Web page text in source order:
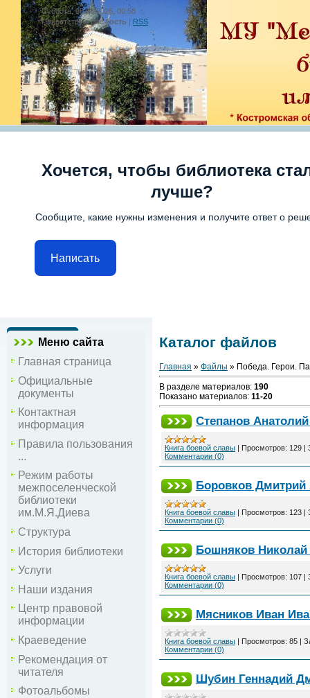
Суббота, 08.08.2026, 00:58
Приветствую Вас Гость | RSS
Хочется, чтобы библиотека
лучше?
Сообщите, какие нужны изменения и получите ответ о
Написать
Меню сайта
Главная страница
Официальные
документы
Контактная
информация
Правила пользования
...
Режим работы
межпоселенческой
библиотеки
им.М.Я.Диева
Структура
История библиотеки
Услуги
Наши издания
Центр правовой
информации
Краеведение
Рекомендация от
читателя
Фотоальбомы
Каталог файлов
Главная » Файлы » Победа. Герои.
В разделе материалов: 190
Показано материалов: 11-20
Степанов
Книга боевой славы | Просмотров: 129 |
Комментарии (0)
Боровков Дмитрий
Книга боевой славы | Просмотров: 123 |
Комментарии (0)
Бошняков Николай
Книга боевой славы | Просмотров: 107 |
Комментарии (0)
Мясников Иван
Книга боевой славы | Просмотров: 85 |
Комментарии (0)
Шубин Геннадий